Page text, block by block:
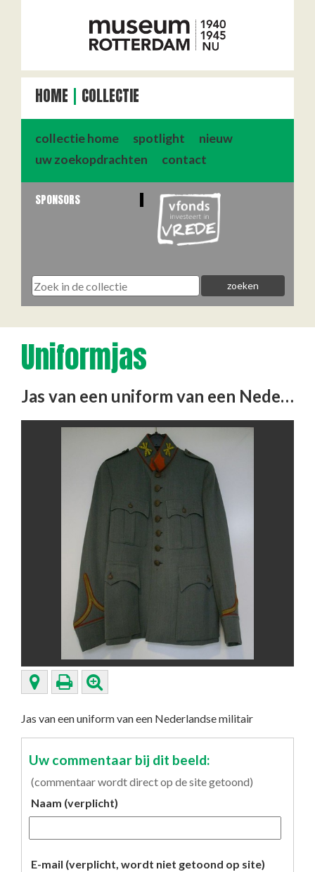
HOME COLLECTIE
collectie home spotlight
nieuw
uw zoekopdrachten
contact
SPONSORS
Uniformjas
Jas van een uniform van een Nederlandse militair
Jas van een uniform van een Nederlandse militair
Uw commentaar bij dit beeld:
(commentaar wordt direct op de site getoond)
Naam (verplicht)
E-mail (verplicht, wordt niet getoond op site)